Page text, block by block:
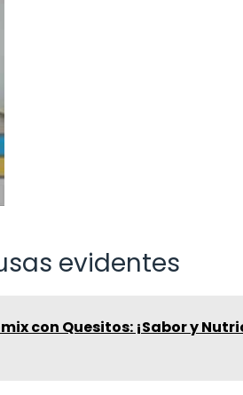
evidentes
con Quesitos: ¡Sabor y